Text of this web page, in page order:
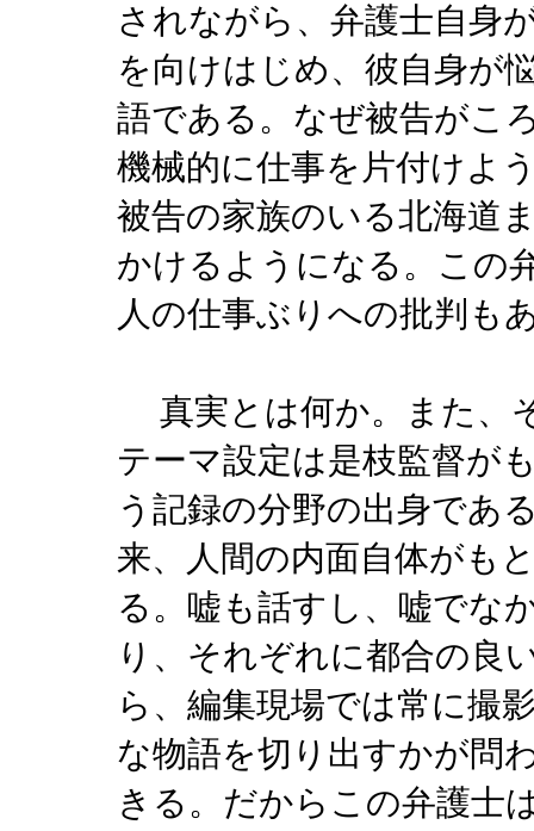
されながら、弁護士自身
を向けはじめ、彼自身が
語である。なぜ被告がこ
機械的に仕事を片付けよ
被告の家族のいる北海道
かけるようになる。この
人の仕事ぶりへの批判
真実とは何か。また、
テーマ設定は是枝監督が
う記録の分野の出身であ
来、人間の内面自体がも
る。嘘も話すし、嘘でな
り、それぞれに都合の良
ら、編集現場では常に撮
な物語を切り出すかが問
きる。だからこの弁護士